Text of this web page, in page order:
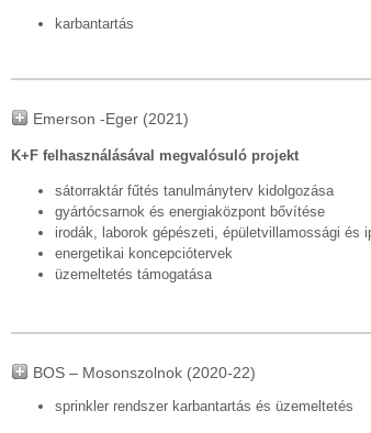
karbantartás
Emerson -Eger (2021)
K+F felhasználásával megvalósuló projekt
sátorraktár fűtés tanulmányterv kidolgozása
gyártócsarnok és energiaközpont bővítése
irodák, laborok gépészeti, épületvillamossági és
energetikai koncepciótervek
üzemeltetés támogatása
BOS – Mosonszolnok (2020-22)
sprinkler rendszer karbantartás és üzemeltetés